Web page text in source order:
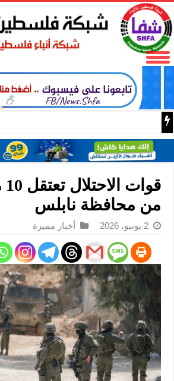
بلدية البيرة تحتضن حفل إشهار
من محافظة نابلس
2 يونيو، 2026 أخبار مميزة